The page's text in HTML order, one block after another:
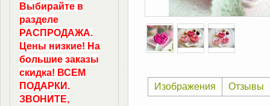
Изображения Отзывы
Выбирайте в
разделе
РАСПРОДАЖА.
Цены низкие! На
большие заказы
скидка! ВСЕМ
ПОДАРКИ.
ЗВОНИТЕ,